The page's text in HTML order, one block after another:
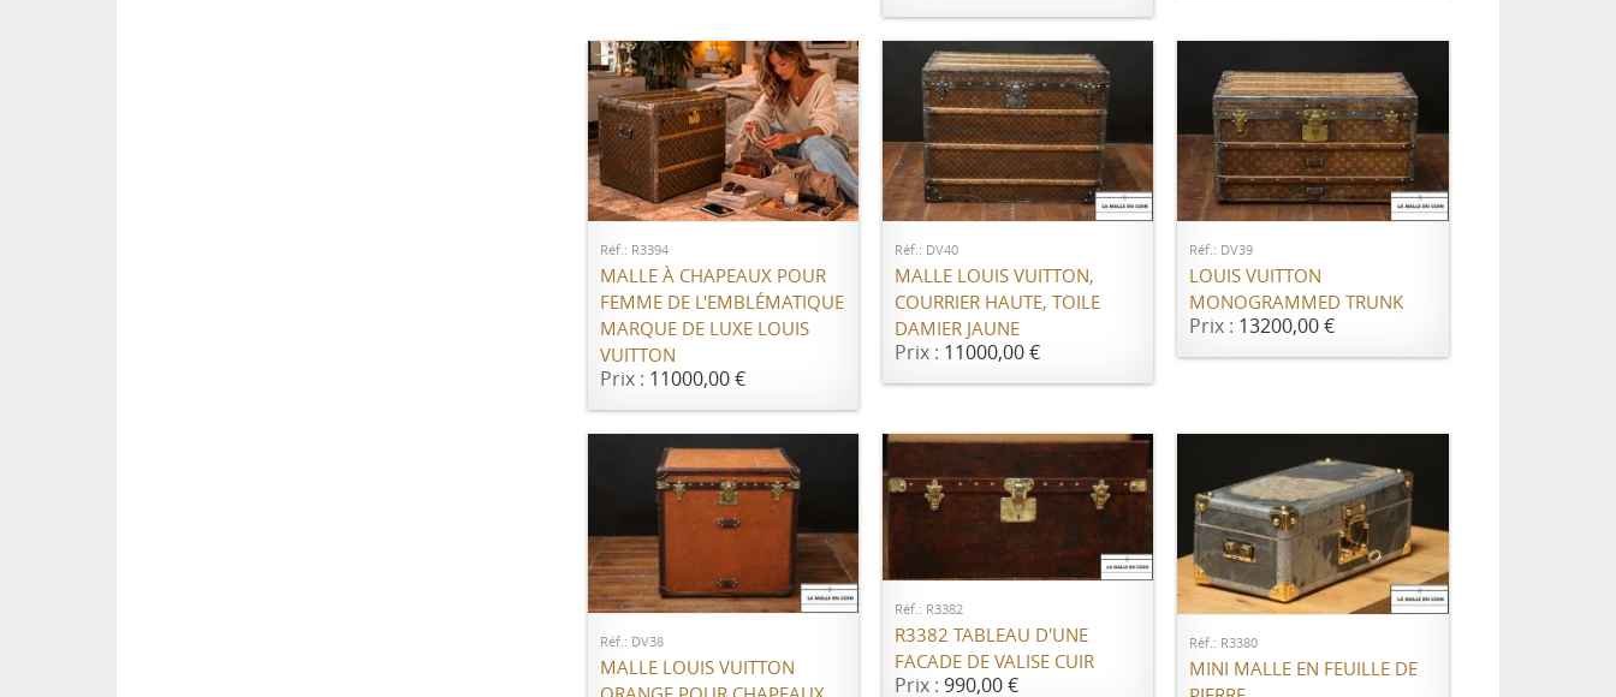
AJOUTER AU PANIER
Réf.: R3394
MALLE À CHAPEAUX POUR
FEMME DE L'EMBLÉMATIQUE
MARQUE DE LUXE LOUIS
VUITTON
Prix : 11000,00 €
AJOUTER AU PANIER
Réf.: DV40
MALLE LOUIS VUITTON,
COURRIER HAUTE, TOILE
DAMIER JAUNE
Prix : 11000,00 €
AJOUTER AU PANIER
Réf.: DV39
LOUIS VUITTON
MONOGRAMMED TRUNK
Prix : 13200,00 €
AJOUTER AU PANIER
Réf.: DV38
MALLE LOUIS VUITTON
Réf.: R3382
R3382 TABLEAU D'UNE
FACADE DE VALISE CUIR
Prix : 990,00 €
AJOUTER AU PANIER
Réf.: R3380
MINI MALLE EN FEUILLE DE